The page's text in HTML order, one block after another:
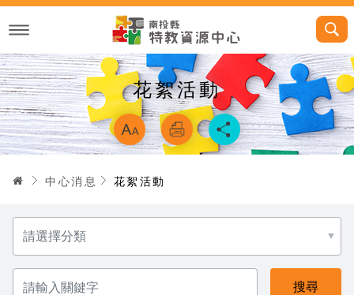
跳
主
內
容
花絮活動 略過字型切換
首頁中心消息 花絮活動
分
類
請
輸